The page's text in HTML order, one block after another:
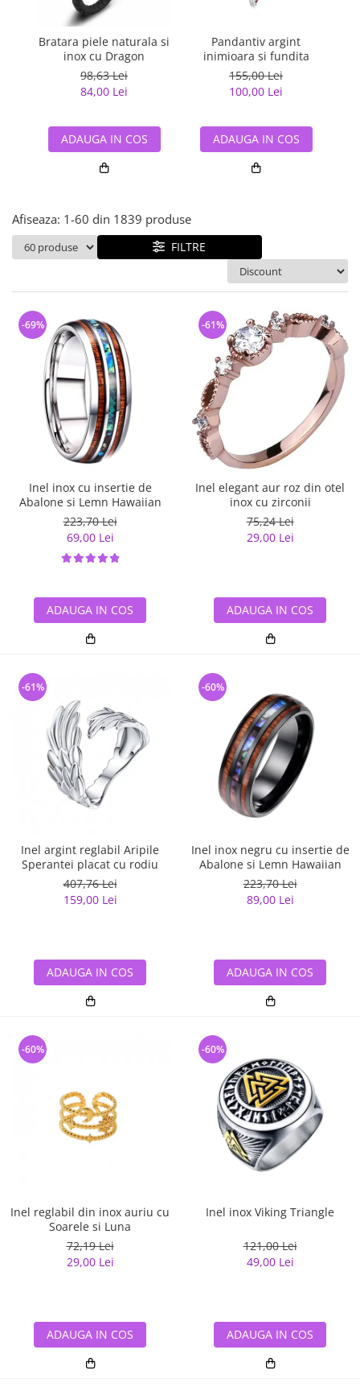
semipretioase
Bijuterii argint placat cu aur
Bijuterii argint cu diverse
Bijuterii de Lux
Bijuterii gotice si rock
Bijuterii Handmade
Bijuterii fantezie
Bijuterii tungsten
Solutii si lavete de curatare
bijuterii argint
Bratara piele naturala si
inox cu Dragon
98,63 Lei
84,00 Lei
ADAUGA IN COS
Pandantiv argint
inimioara si fundita
155,00 Lei
100,00 Lei
ADAUGA IN COS
Afiseaza: 1-60 din 1839 produse
FILTRE
Inel inox cu insertie de
Abalone si Lemn Hawaiian
223,70 Lei
69,00 Lei
-69%
ADAUGA IN COS
Inel elegant aur roz din otel
inox cu zirconii
75,24 Lei
29,00 Lei
-61%
ADAUGA IN COS
Inel argint reglabil Aripile
Sperantei placat cu rodiu
407,76 Lei
159,00 Lei
-61%
ADAUGA IN COS
Inel inox negru cu insertie de
Abalone si Lemn Hawaiian
223,70 Lei
89,00 Lei
-60%
ADAUGA IN COS
Inel reglabil din inox auriu cu
Soarele si Luna
72,19 Lei
29,00 Lei
-60%
ADAUGA IN COS
Inel inox Viking Triangle
121,00 Lei
49,00 Lei
-60%
ADAUGA IN COS